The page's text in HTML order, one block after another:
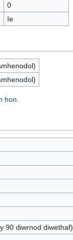
0
Ie
hon.
90 diwrnod diwethaf).